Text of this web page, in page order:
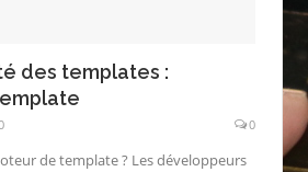
des templates :
0
de template ? Les développeurs